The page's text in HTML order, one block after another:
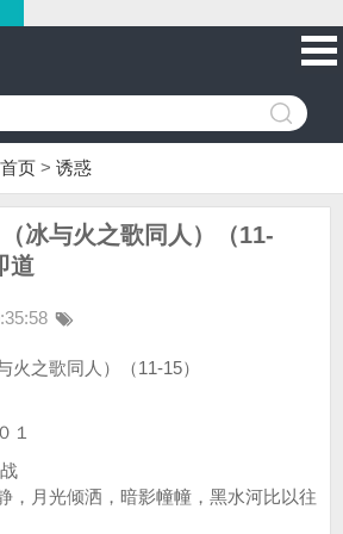
首页 > 诱惑
（冰与火之歌同人）（11-
道
火之歌同人）（11-15）
１
月光倾洒，暗影幢幢，黑水河比以往